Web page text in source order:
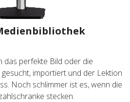
das perfekte Bild oder die
importiert und der Lektion
Noch schlimmer ist es, wenn die
stecken.